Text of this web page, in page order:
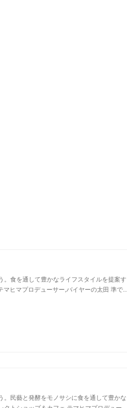
。食を通して豊かなライフスタイルを提案す
ヒマプロデューサー,バイヤーの太田 準で…
。民藝と発酵をモノサシに食を通して豊かな